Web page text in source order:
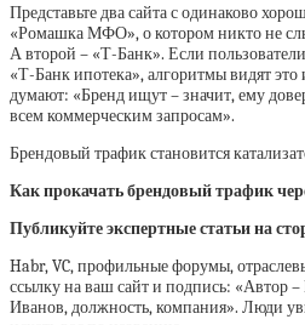
Представьте два сайта с одинаково
«Ромашка МФО», о котором никто не
А второй – «Т-Банк». Если
«Т-Банк ипотека», алгоритмы видят это
думают: «Бренд ищут – значит, ему
всем коммерческим запросам».
Брендовый трафик становится
Как прокачать брендовый трафик
Публикуйте экспертные статьи на
Habr, VC, профильные форумы,
ссылку на ваш сайт и подпись: «Автор
Иванов, должность, компания». Люди